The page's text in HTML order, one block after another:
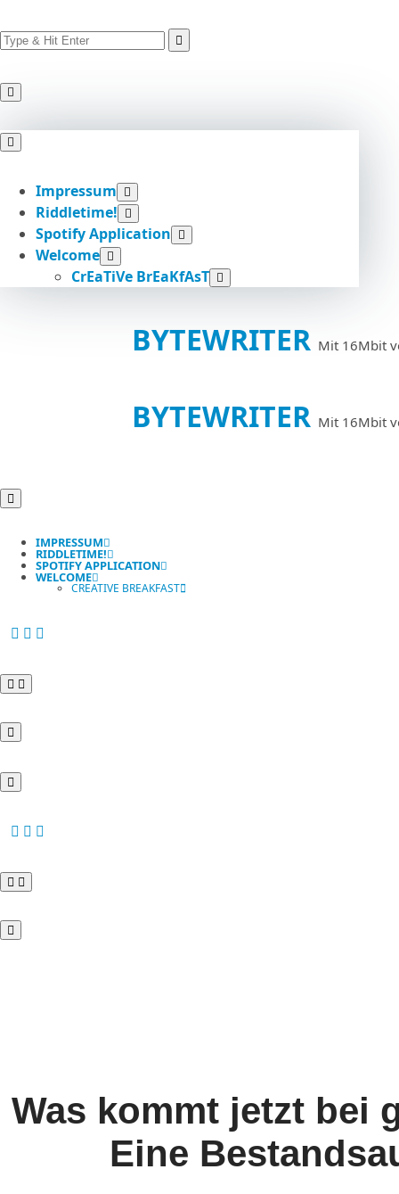
Skip
content
Search
for:
Impressum
Riddletime!
Spotify Application
Welcome
CrEaTiVe BrEaKfAsT
BYTEWRITER Mit 16Mbit
BYTEWRITER Mit 16Mbit
IMPRESSUM
RIDDLETIME!
SPOTIFY APPLICATION
WELCOME
CREATIVE BREAKFAST
Was kommt jetzt bei
Eine